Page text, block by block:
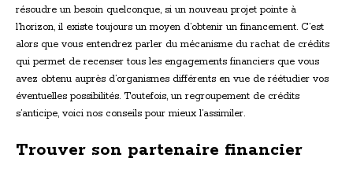
résoudre un besoin quelconque, si un nouveau projet pointe à
l’horizon, il existe toujours un moyen d’obtenir un financement. C’est
alors que vous entendrez parler du mécanisme du rachat de crédits
qui permet de recenser tous les engagements financiers que vous
avez obtenu auprès d’organismes différents en vue de réétudier vos
éventuelles possibilités. Toutefois, un regroupement de crédits
s’anticipe, voici nos conseils pour mieux l’assimiler.
Trouver son partenaire financier